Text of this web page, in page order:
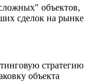
объектов,
сделок на рынке
стратегию
объекта